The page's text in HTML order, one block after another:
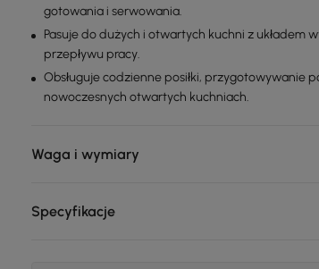
gotowania i serwowania.
Pasuje do dużych i otwartych kuchni z układem
przepływu pracy.
Obsługuje codzienne posiłki, przygotowywanie
nowoczesnych otwartych kuchniach.
Waga i wymiary
Specyfikacje